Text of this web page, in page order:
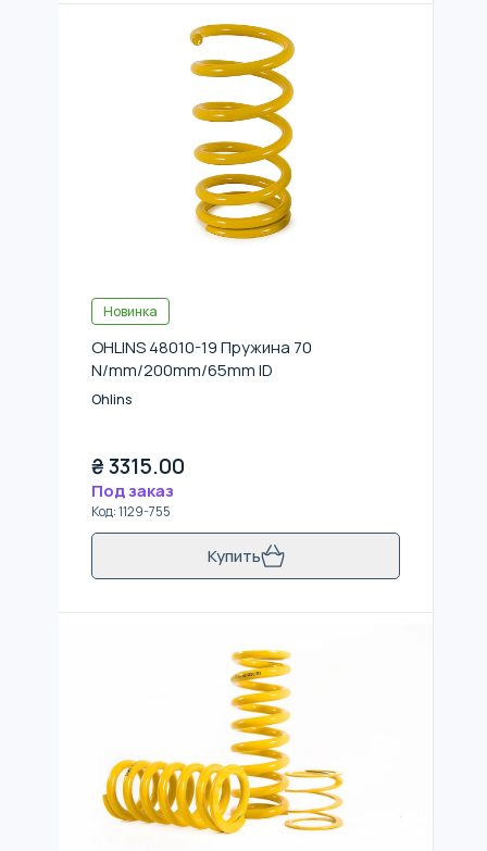
Новинка
OHLINS 48010-19 Пружина 70
N/mm/200mm/65mm ID
Ohlins
₴3315.00
Под заказ
Код:1129-755
Купить